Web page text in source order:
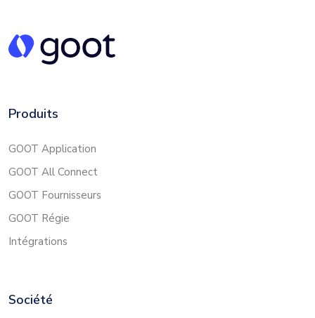
Produits
GOOT Application
GOOT All Connect
GOOT Fournisseurs
GOOT Régie
Intégrations
Société